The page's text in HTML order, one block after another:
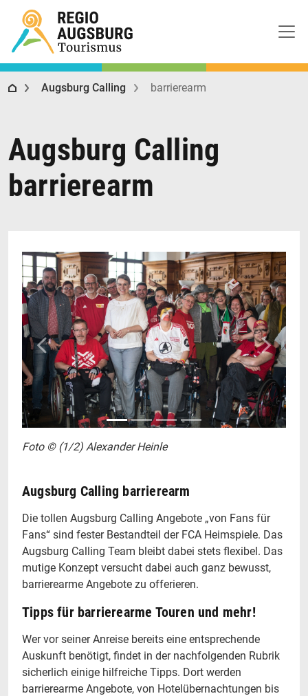
Regio Augsburg Tourismus
Augsburg Calling barrierearm
Augsburg Calling
barrierearm
Zurück Weiter
Foto © (1/2) Alexander Heinle
Augsburg Calling barrierearm
Die tollen Augsburg Calling Angebote „von Fans für
Fans“ sind fester Bestandteil der FCA Heimspiele. Das
Augsburg Calling Team bleibt dabei stets flexibel. Das
mutige Konzept versucht dabei auch ganz bewusst,
barrierearme Angebote zu offerieren.
Tipps für barrierearme Touren und mehr!
Wer vor seiner Anreise bereits eine entsprechende
Auskunft benötigt, findet in der nachfolgenden Rubrik
sicherlich einige hilfreiche Tipps. Dort werden
barrierearme Angebote, von Hotelübernachtungen bis